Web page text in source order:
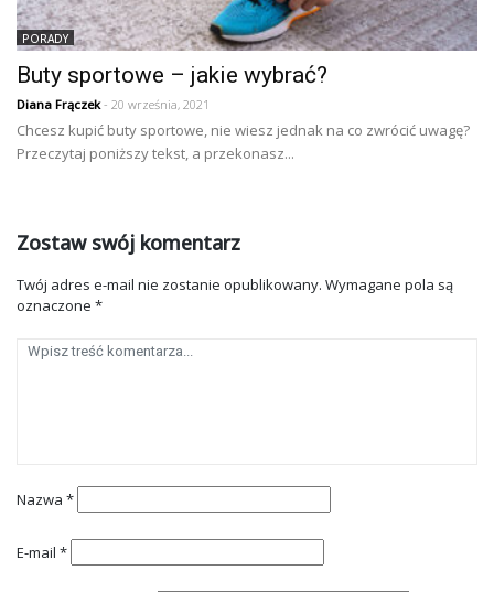
PORADY
Buty sportowe – jakie wybrać?
Diana Frączek- 20 września, 2021
Chcesz kupić buty sportowe, nie wiesz jednak na co zwrócić uwagę?
Przeczytaj poniższy tekst, a przekonasz...
Zostaw swój komentarz
Twój adres e-mail nie zostanie opublikowany. Wymagane pola są
oznaczone *
Nazwa *
E-mail *